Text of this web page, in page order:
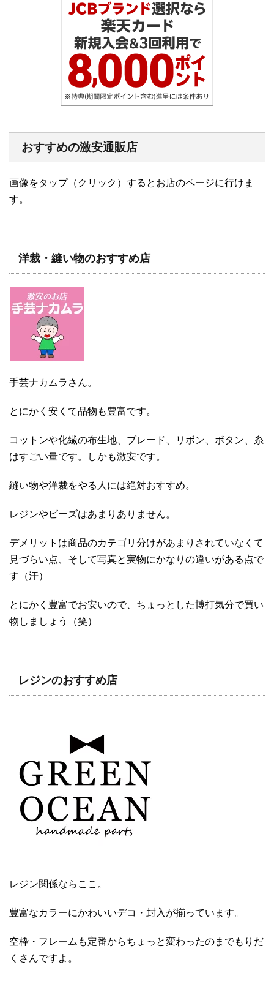
おすすめの激安通販店
画像をタップ（クリック）するとお店のページに行けま
す。
洋裁・縫い物のおすすめ店
手芸ナカムラさん。
とにかく安くて品物も豊富です。
コットンや化繊の布生地、ブレード、リボン、ボタン、糸
はすごい量です。しかも激安です。
縫い物や洋裁をやる人には絶対おすすめ。
レジンやビーズはあまりありません。
デメリットは商品のカテゴリ分けがあまりされていなくて
見づらい点、そして写真と実物にかなりの違いがある点で
す（汗）
とにかく豊富でお安いので、ちょっとした博打気分で買い
物しましょう（笑）
レジンのおすすめ店
レジン関係ならここ。
豊富なカラーにかわいいデコ・封入が揃っています。
空枠・フレームも定番からちょっと変わったのまでもりだ
くさんですよ。